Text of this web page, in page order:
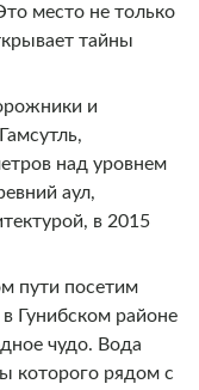
место не только
тайны
и
над уровнем
аул,
в 2015
пути посетим
Гунибском районе
чудо. Вода
которого рядом с